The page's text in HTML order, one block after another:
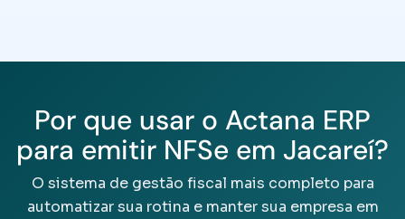
Por que usar o Actana ERP
para emitir NFSe em Jacareí?
O sistema de gestão fiscal mais completo para
automatizar sua rotina e manter sua empresa em